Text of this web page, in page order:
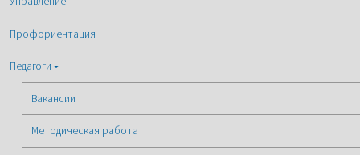
Профориентация
Педагоги
Вакансии
Методическая работа